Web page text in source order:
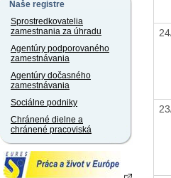
Naše registre
Sprostredkovatelia
zamestnania za úhradu
Agentúry podporovaného
zamestnávania
Agentúry dočasného
zamestnávania
Sociálne podniky
Chránené dielne a
chránené pracoviská